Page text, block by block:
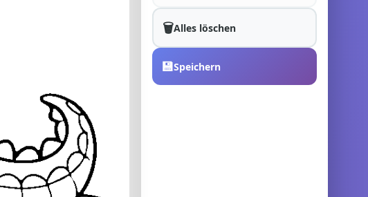
🗑️Alles löschen
💾Speichern